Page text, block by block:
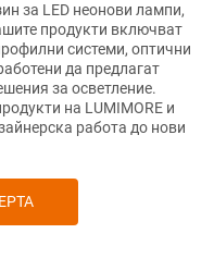
за LED неонови лампи,
продукти включват
системи, оптични
да предлагат
за осветление.
на LUMIMORE и
работа до нови